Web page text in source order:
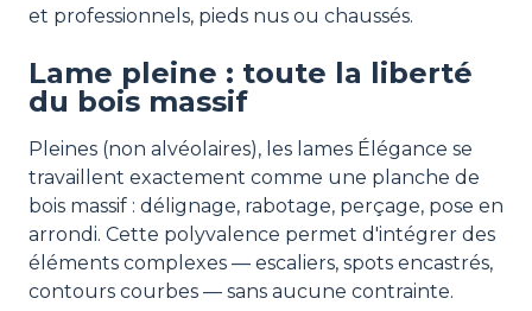
et professionnels, pieds nus ou chaussés.
Lame pleine : toute la liberté
du bois massif
Pleines (non alvéolaires), les lames Élégance se
travaillent exactement comme une planche de
bois massif : délignage, rabotage, perçage, pose en
arrondi. Cette polyvalence permet d'intégrer des
éléments complexes — escaliers, spots encastrés,
contours courbes — sans aucune contrainte.